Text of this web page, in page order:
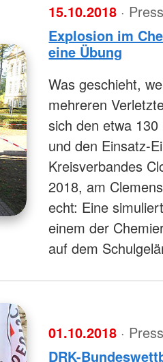
15.10.2018 ·
Explosion im
eine Übung
Was geschieht,
mehreren
sich den etwa
und den Einsatz-
Kreisverbandes
2018, am
echt: Eine
einem der
auf dem
01.10.2018 ·
DRK-